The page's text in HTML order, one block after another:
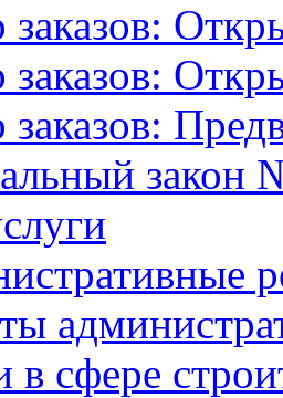
заказов:
заказов:
заказов:
закон
в сфере